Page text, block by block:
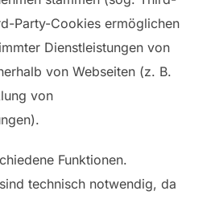
Party-Cookies ermöglichen
Dienstleistungen von
von Webseiten (z. B.
von
Funktionen.
technisch notwendig, da